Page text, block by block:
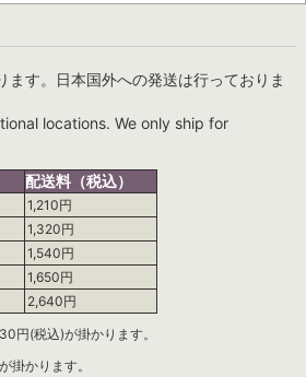
ます。日本国外への発送は行っておりま
locations. We only ship for
配送料（税込）
1,210円
1,320円
1,540円
1,650円
2,640円
円(税込)が掛かります。
掛かります。